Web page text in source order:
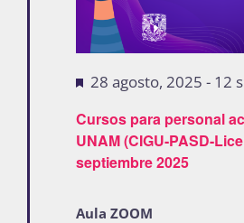
Cursos para personal
UNAM (CIGU-PASD-
septiembre 2025
Destacadas
28 agosto, 2025 - 12
Aula ZOOM